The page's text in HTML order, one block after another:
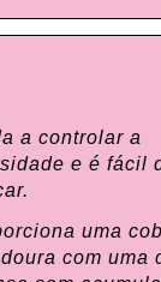
a controlar a
e é fácil
uma
com uma